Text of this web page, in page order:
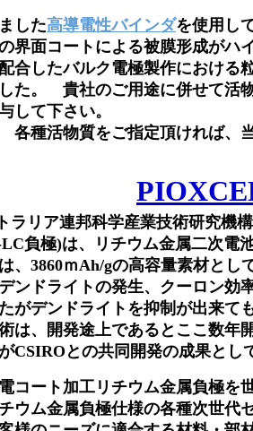
した高導電性バインダを使用し
コートによる被膜形成がハイ
たバルク電極製作における粒
貴社のご用途に併せて活物
て下さい。
定頂ければ、当社の電
ア連邦科学産業技術研究機構
負極)は、リチウム金属二次電
3860ｍAh/gの高容量素材とし
ンドライトの発生、クーロン
がデンドライトを抑制が出来
は、開発途上であるとここ数
CSIROとの共同開発の成果と
ート加工リチウム金属負極を
ム金属負極仕様の各種次世代